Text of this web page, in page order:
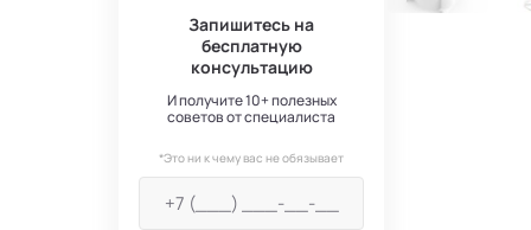
Запишитесь на
бесплатную
консультацию
И получите 10+ полезных
советов от специалиста
*Это ни к чему вас не обязывает